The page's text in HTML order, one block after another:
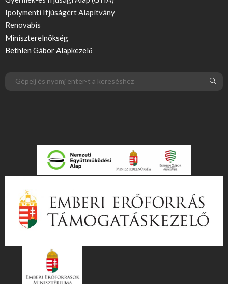
Ipolymenti Ifjúságért Alapítvány
Renovabis
Miniszterelnökség
Bethlen Gábor Alapkezelő